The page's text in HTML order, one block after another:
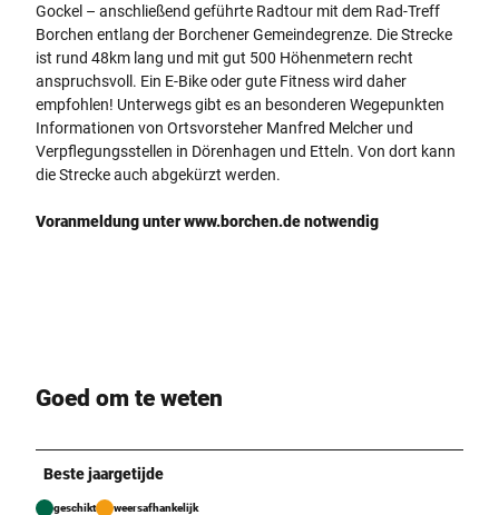
Gockel – anschließend geführte Radtour mit dem Rad-Treff
Borchen entlang der Borchener Gemeindegrenze. Die Strecke
ist rund 48km lang und mit gut 500 Höhenmetern recht
anspruchsvoll. Ein E-Bike oder gute Fitness wird daher
empfohlen! Unterwegs gibt es an besonderen Wegepunkten
Informationen von Ortsvorsteher Manfred Melcher und
Verpflegungsstellen in Dörenhagen und Etteln. Von dort kann
die Strecke auch abgekürzt werden.
Voranmeldung unter www.borchen.de notwendig
Goed om te weten
Beste jaargetijde
geschikt weersafhankelijk